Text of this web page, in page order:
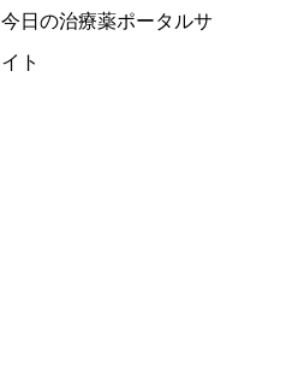
今日の治療薬ポータルサ
イト